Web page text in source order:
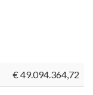
€ 49.094.364,72